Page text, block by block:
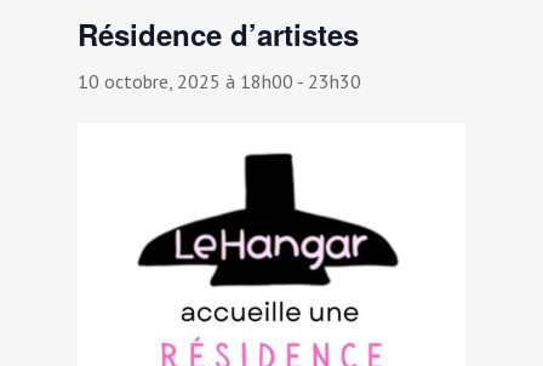
Résidence d’artistes
10 octobre, 2025 à 18h00 - 23h30